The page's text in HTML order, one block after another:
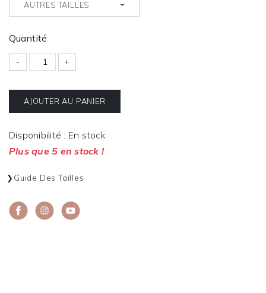
AUTRES TAILLES
Quantité
- +
AJOUTER AU PANIER
Disponibilité : En stock
Plus que 5 en stock !
Guide Des Tailles